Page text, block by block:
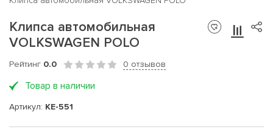
Клипса автомобильная
VOLKSWAGEN POLO
Рейтинг 0.0 0 отзывов
Товар в наличии
Артикул: KE-551